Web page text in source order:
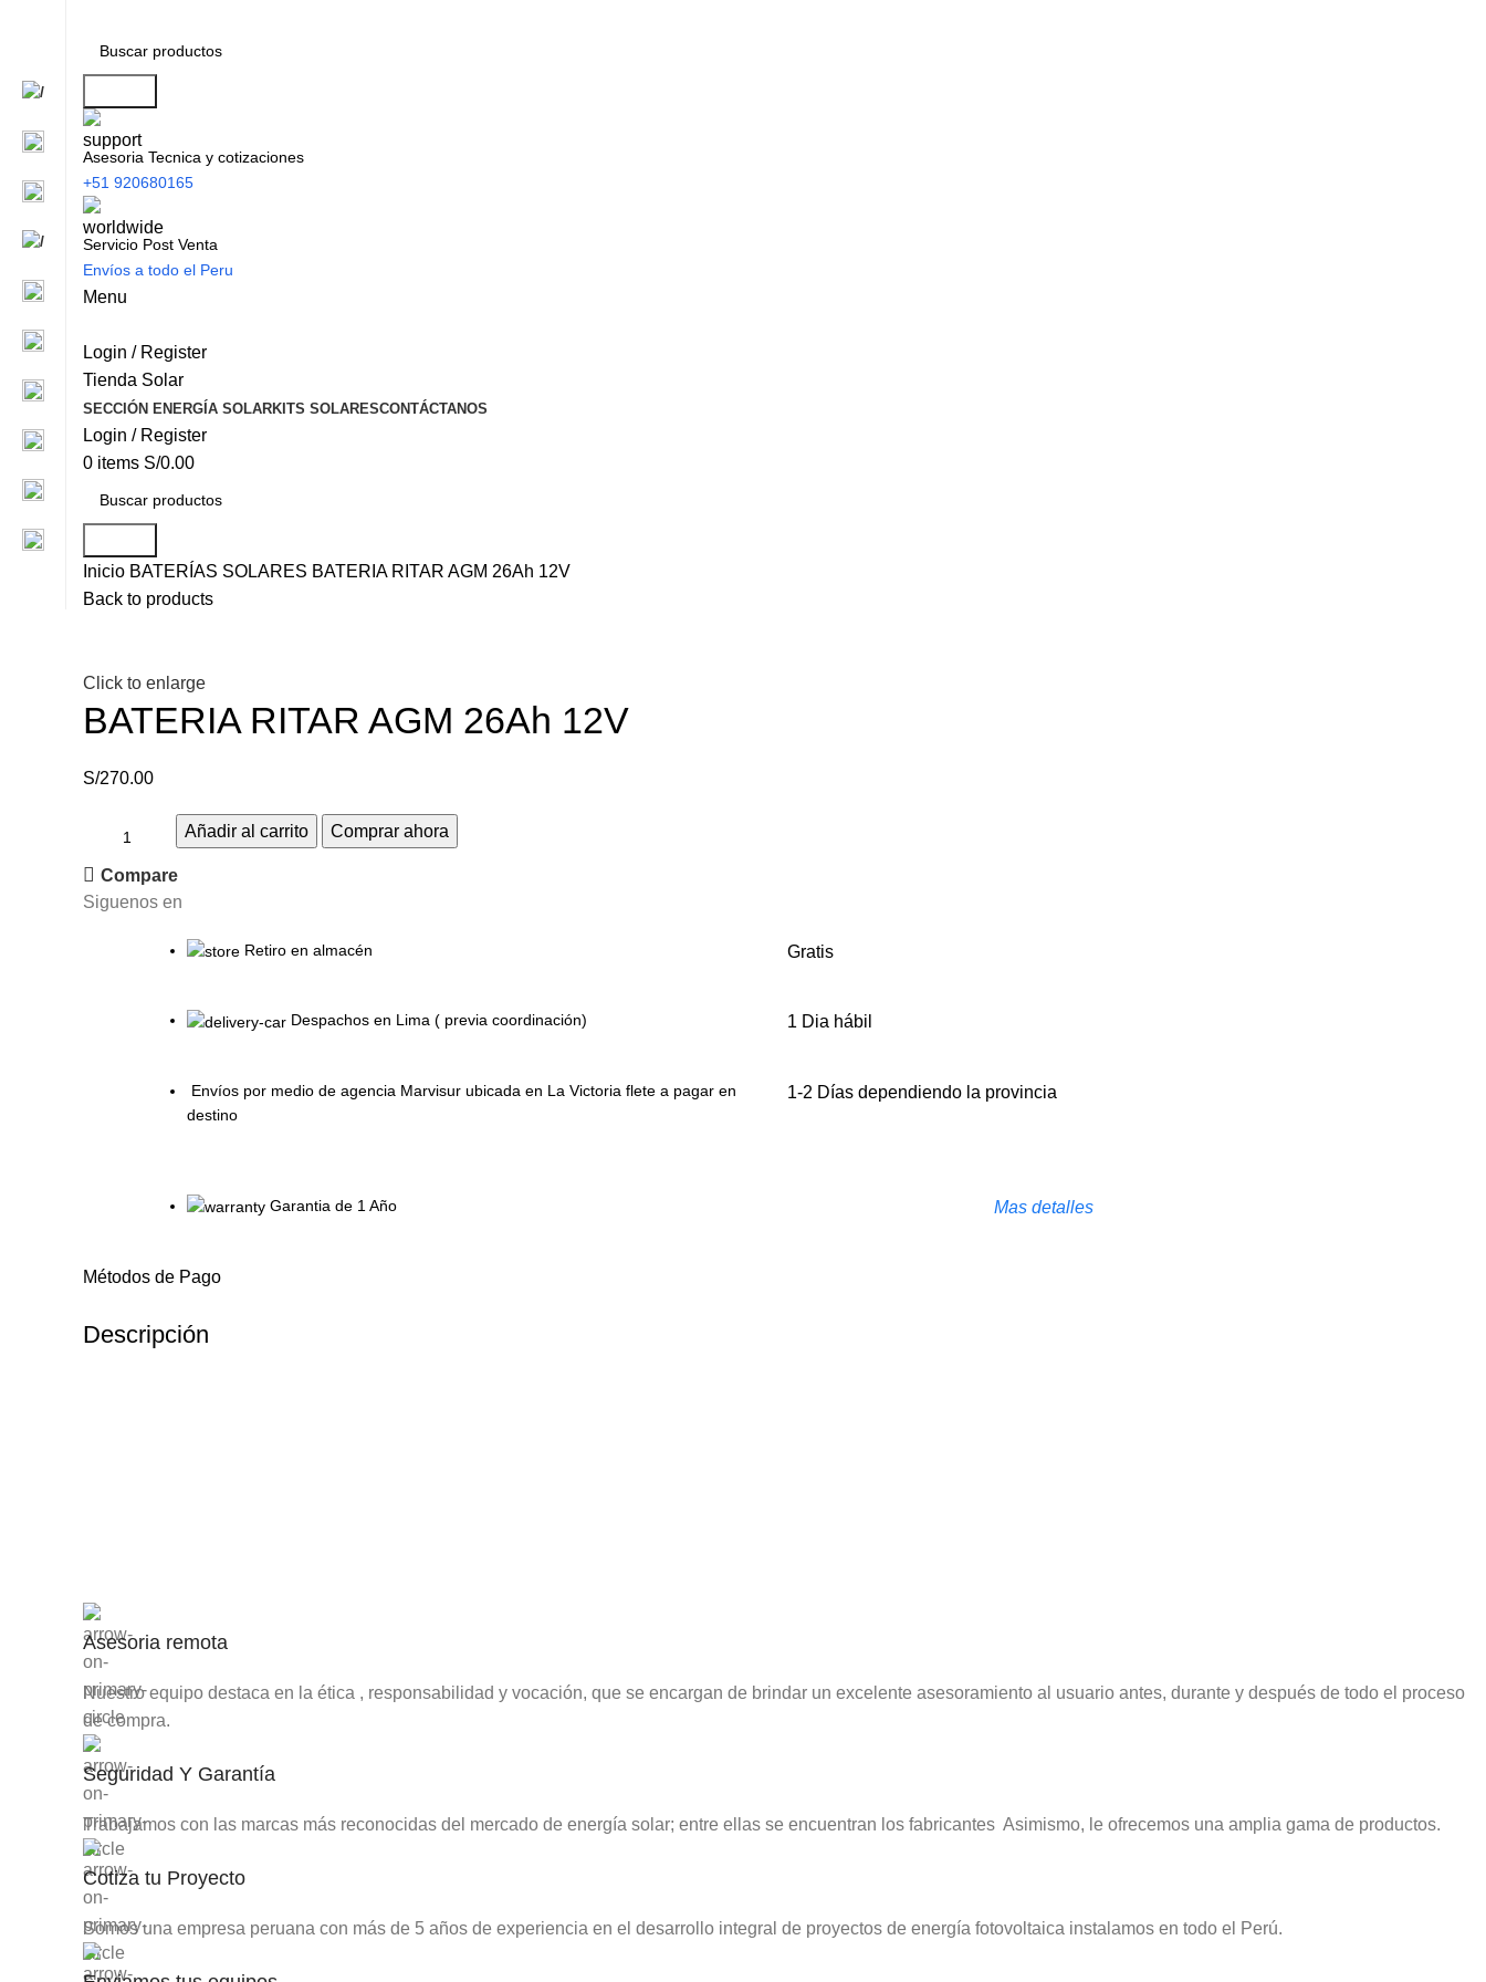
Asesoria Tecnica y cotizaciones
+51 920680165
Servicio Post Venta
Envíos a todo el Peru
Menu
Login / Register
Tienda Solar
SECCIÓN ENERGÍA SOLARKITS SOLARESCONTÁCTANOS
Login / Register
0 items S/0.00
Inicio BATERÍAS SOLARES BATERIA RITAR AGM 26Ah 12V
Back to products
Click to enlarge
BATERIA RITAR AGM 26Ah 12V
S/270.00
Añadir al carrito Comprar ahora
Compare
Siguenos en
Retiro en almacén Gratis
Despachos en Lima ( previa coordinación) 1 Dia hábil
Envíos por medio de agencia Marvisur ubicada en La Victoria flete a pagar en
destino
1-2 Días dependiendo la provincia
Garantia de 1 Año Mas detalles
Métodos de Pago
Descripción
Asesoria remota
Nuestro equipo destaca en la ética , responsabilidad y vocación, que se encargan de brindar un excelente asesoramiento al usuario antes, durante y después de todo el proceso
de compra.
Seguridad Y Garantía
Trabajamos con las marcas más reconocidas del mercado de energía solar; entre ellas se encuentran los fabricantes Asimismo, le ofrecemos una amplia gama de productos.
Cotiza tu Proyecto
Somos una empresa peruana con más de 5 años de experiencia en el desarrollo integral de proyectos de energía fotovoltaica instalamos en todo el Perú.